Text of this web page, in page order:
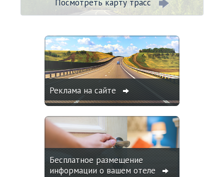
Посмотреть карту трасс
Реклама на сайте
Бесплатное размещение
информации о вашем отеле